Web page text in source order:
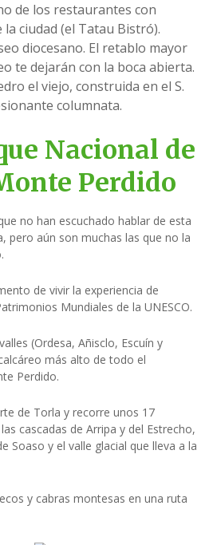
de los restaurantes con
ciudad (el Tatau Bistró).
diocesano. El retablo mayor
te dejarán con la boca abierta.
el viejo, construida en el S.
columnata.
Nacional de
Perdido
no han escuchado hablar de esta
pero aún son muchas las que no la
de vivir la experiencia de
Mundiales de la UNESCO.
(Ordesa, Añisclo, Escuín y
más alto de todo el
Perdido.
de Torla y recorre unos 17
cascadas de Arripa y del Estrecho,
Soaso y el valle glacial que lleva a la
y cabras montesas en una ruta